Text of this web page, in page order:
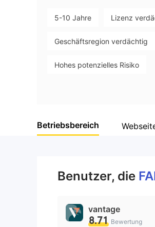
9
5-10 Jahre Lizenz
Geschäftsregion verdächtig
Hohes potenzielles Risiko
Betriebsbereich
Benutzer, die
vantage
8.71 Bewertung